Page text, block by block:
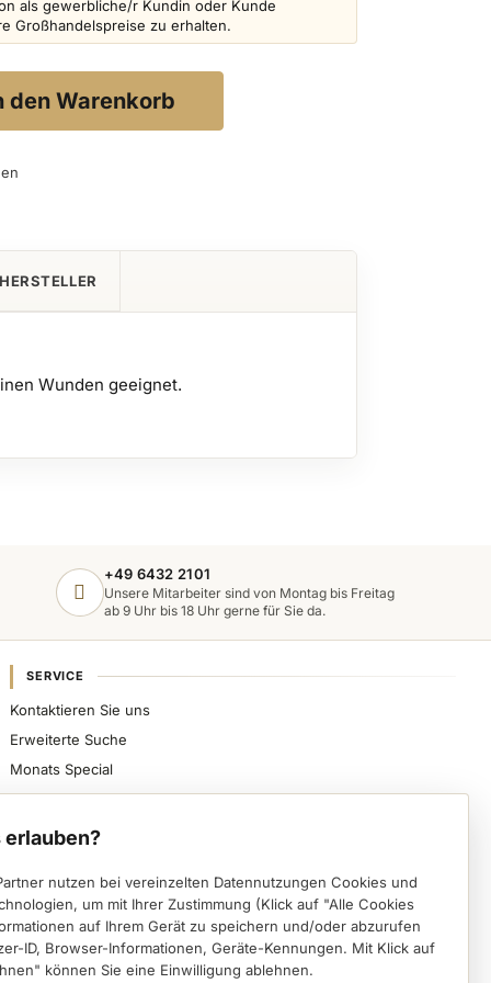
erlauben?
nutzen bei vereinzelten Datennutzungen Cookies und
um mit Ihrer Zustimmung (Klick auf "Alle Cookies
auf Ihrem Gerät zu speichern und/oder abzurufen
ID, Browser-Informationen, Geräte-Kennungen. Mit Klick auf
können Sie eine Einwilligung ablehnen.
als gewerbliche/r Kundin oder Kunde
Großhandelspreise zu erhalten.
den Warenkorb
Wunden geeignet.
+49 6432 2101
Unsere Mitarbeiter sind von Montag bis Freitag
ab 9 Uhr bis 18 Uhr gerne für Sie da.
SERVICE
Kontaktieren Sie uns
Erweiterte Suche
Monats Special
erhalten.
Instagram (öffnet in einem neuen Tab)
Facebook (öffnet in einem neuen Tab)
Pinterest (öffnet in einem neuen Tab)
Deutsch
English